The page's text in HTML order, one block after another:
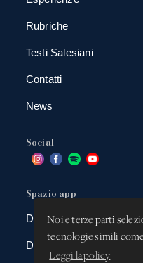
Noi e terze parti
tecnologie simili
Leggi la policy
Rubriche
Testi Salesiani
Contatti
News
Social
Spazio app
DBAnima
DBContest